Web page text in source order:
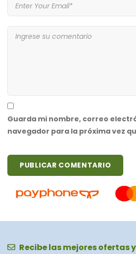
Guarda mi nombre, correo
navegador para la próxima vez
Recibe las mejores ofertas